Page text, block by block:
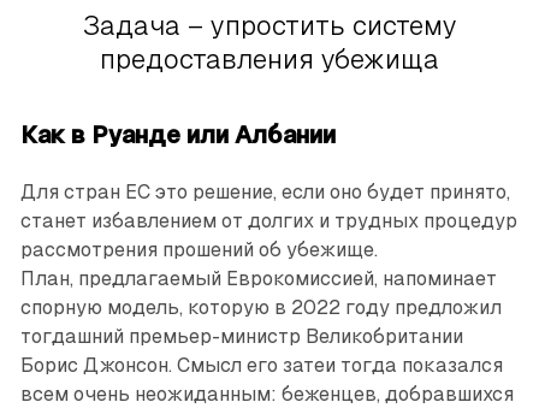
Задача – упростить систему
предоставления убежища
Как в Руанде или Албании
Для стран ЕС это решение, если оно будет принято,
станет избавлением от долгих и трудных процедур
рассмотрения прошений об убежище.
План, предлагаемый Еврокомиссией, напоминает
спорную модель, которую в 2022 году предложил
тогдашний премьер-министр Великобритании
Борис Джонсон. Смысл его затеи тогда показался
всем очень неожиданным: беженцев, добравшихся